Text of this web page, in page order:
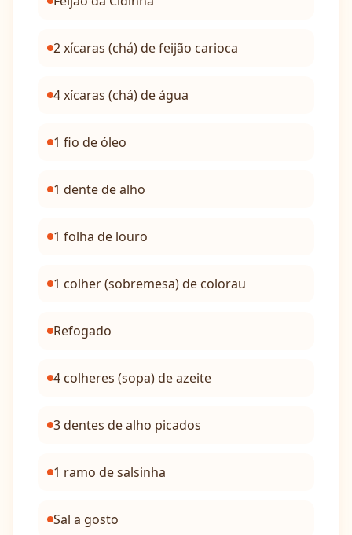
2 xícaras (chá) de feijão carioca
4 xícaras (chá) de água
1 fio de óleo
1 dente de alho
1 folha de louro
1 colher (sobremesa) de colorau
Refogado
4 colheres (sopa) de azeite
3 dentes de alho picados
1 ramo de salsinha
Sal a gosto